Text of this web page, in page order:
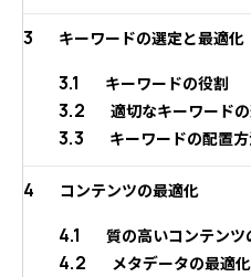
3 キーワードの選定と最適化
3.1 キーワードの役割
3.2 適切なキーワード
3.3 キーワードの配置
4 コンテンツの最適化
4.1 質の高いコンテンツ
4.2 メタデータの最適化